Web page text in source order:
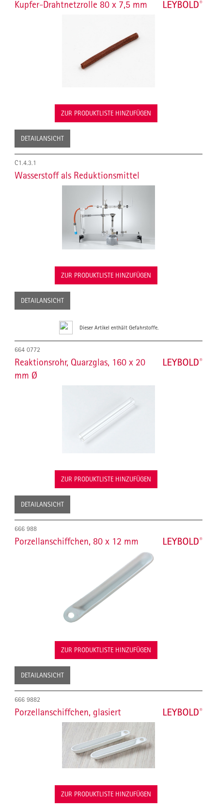
Kupfer-Drahtnetzrolle 80 x 7,5 mm
ZUR PRODUKTLISTE HINZUFÜGEN
DETAILANSICHT
C1.4.3.1
Wasserstoff als Reduktionsmittel
ZUR PRODUKTLISTE HINZUFÜGEN
DETAILANSICHT
Dieser Artikel enthält Gefahrstoffe.
664 0772
Reaktionsrohr, Quarzglas, 160 x 20
mm Ø
ZUR PRODUKTLISTE HINZUFÜGEN
DETAILANSICHT
666 988
Porzellanschiffchen, 80 x 12 mm
ZUR PRODUKTLISTE HINZUFÜGEN
DETAILANSICHT
666 9882
Porzellanschiffchen, glasiert
ZUR PRODUKTLISTE HINZUFÜGEN